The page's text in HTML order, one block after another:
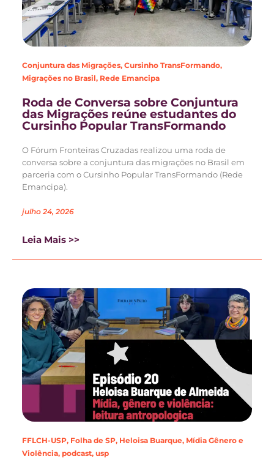
Conjuntura das Migrações,Cursinho TransFormando,
Migrações no Brasil, Rede Emancipa
Roda de Conversa sobre Conjuntura
das Migrações reúne estudantes do
Cursinho Popular TransFormando
O Fórum Fronteiras Cruzadas realizou uma roda de
conversa sobre a conjuntura das migrações no Brasil em
parceria com o Cursinho Popular TransFormando (Rede
Emancipa).
julho 24, 2026
Leia Mais >>
FFLCH-USP, Folha de SP, Heloisa Buarque, Mídia Gênero e
Violência,podcast,usp